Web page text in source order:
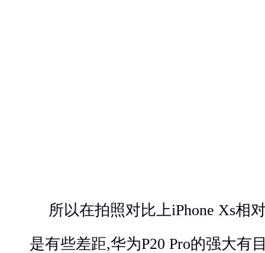
所以在拍照对比上iPhone Xs相
是有些差距,华为P20 Pro的强大有